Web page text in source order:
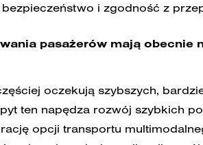
i zgodność z
pasażerów mają obecnie
oczekują szybszych,
ten napędza rozwój szybkich
opcji transportu